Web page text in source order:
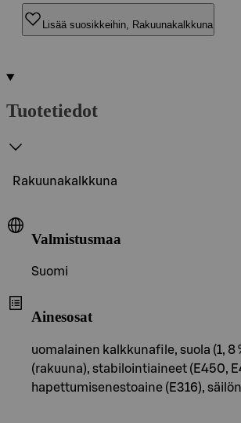
Lisää suosikkeihin, Rakuunakalkkuna
Tuotetiedot
Rakuunakalkkuna
Valmistusmaa
Suomi
Ainesosat
uomalainen kalkkunafile, suola (1, 8
(rakuuna), stabilointiaineet (E450,
hapettumisenestoaine (E316),